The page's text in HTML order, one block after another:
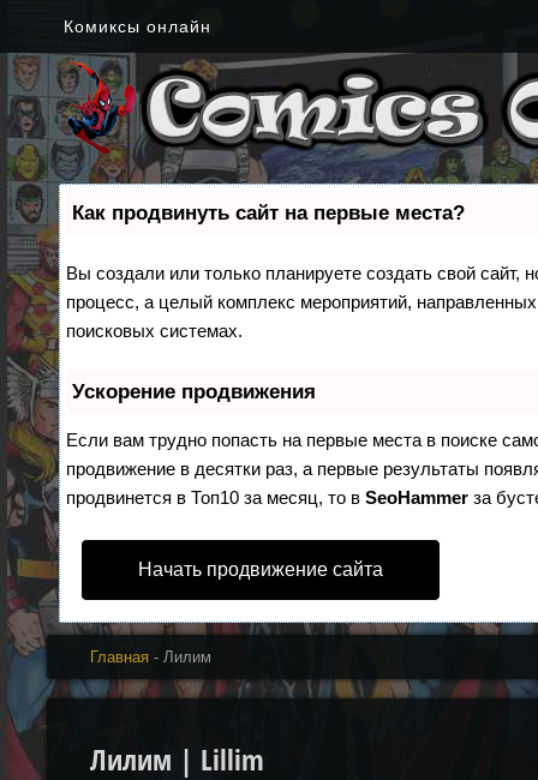
Комиксы онлайн
Как продвинуть сайт на первые места?
Вы создали или только планируете создать свой сайт,
процесс, а целый комплекс мероприятий,
поисковых системах.
Ускорение продвижения
Если вам трудно попасть на первые места в поиске
продвижение в десятки раз, а первые результаты
продвинется в Топ10 за месяц, то вSeoHammer за
Начать продвижение сайта
Главная - Лилим
Лилим | Lillim